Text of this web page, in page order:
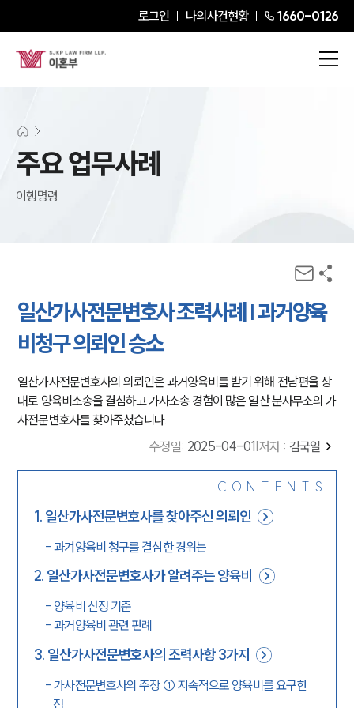
로그인 나의사건현황 1660-0126
주요 업무사례
이행명령
일산가사전문변호사 조력사례 | 과거양육
비청구 의뢰인 승소
일산가사전문변호사의 의뢰인은 과거양육비를 받기 위해 전남편을 상
대로 양육비소송을 결심하고 가사소송 경험이 많은 일산 분사무소의 가
사전문변호사를 찾아주셨습니다.
수정일: 2025-04-01 저자 : 김국일
CONTENTS
1. 일산가사전문변호사를 찾아주신 의뢰인
-과겨양육비 청구를 결심한 경위는
2. 일산가사전문변호사가 알려주는 양육비
- 양육비 산정 기준
-과거양육비 관련 판례
3. 일산가사전문변호사의 조력사항 3가지
-가사전문변호사의 주장 ① 지속적으로 양육비를 요구한
점